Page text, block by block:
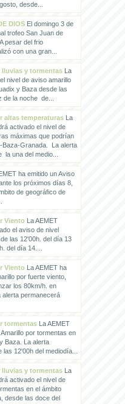
desde...
DIOSEl domingo 3 de
trofeo San Juan de
pesar del frio
con una gran...
lluvias y tormentasLa
nivel de aviso amarillo
y Baza desde las
la noche de...
altas temperaturasLa
activado el nivel de
máximas que podrían
Baza-Granada. La alerta
una del medio...
ha emitido un Aviso
los próximos días 8,
de geográfico de
VientoLa AEMET
el aviso de nivel
las 12'00h. del día 13
del día 14....
VientoLa AEMET ha
por fuerte viento,
los 80km/h. en
permanecerá
tormentasLa AEMET
por tormentas en
Baza. La alerta
12'00h del mediodía...
lluvias y tormentasLa
activado el nivel de
en el ámbito
desde las doce del